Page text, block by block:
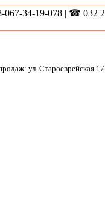
34-19-078 | ☎ 032
ул. Староеврейская